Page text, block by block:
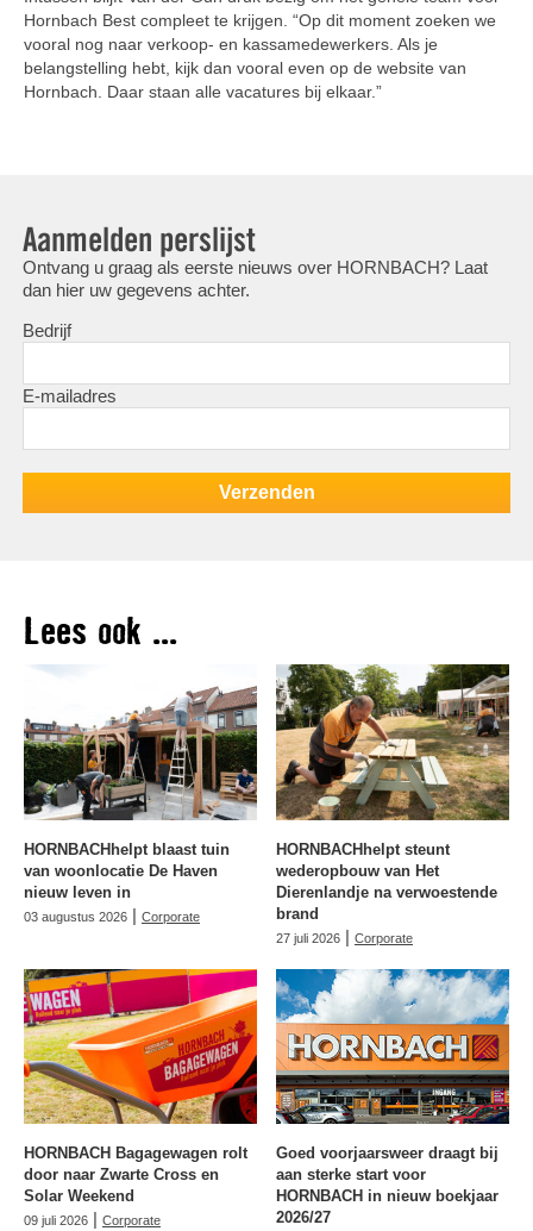
Hornbach Best compleet te krijgen. “Op dit moment zoeken we
vooral nog naar verkoop- en kassamedewerkers. Als je
belangstelling hebt, kijk dan vooral even op de website van
Hornbach. Daar staan alle vacatures bij elkaar.”
Aanmelden perslijst
Ontvang u graag als eerste nieuws over HORNBACH? Laat
dan hier uw gegevens achter.
Bedrijf
E-mailadres
Lees ook ...
HORNBACHhelpt blaast tuin
van woonlocatie De Haven
nieuw leven in
03 augustus 2026 | Corporate
HORNBACHhelpt steunt
wederopbouw van Het
Dierenlandje na verwoestende
brand
27 juli 2026 | Corporate
HORNBACH Bagagewagen rolt
door naar Zwarte Cross en
Solar Weekend
09 juli 2026 Corporate
Goed voorjaarsweer draagt bij
aan sterke start voor
HORNBACH in nieuw boekjaar
2026/27